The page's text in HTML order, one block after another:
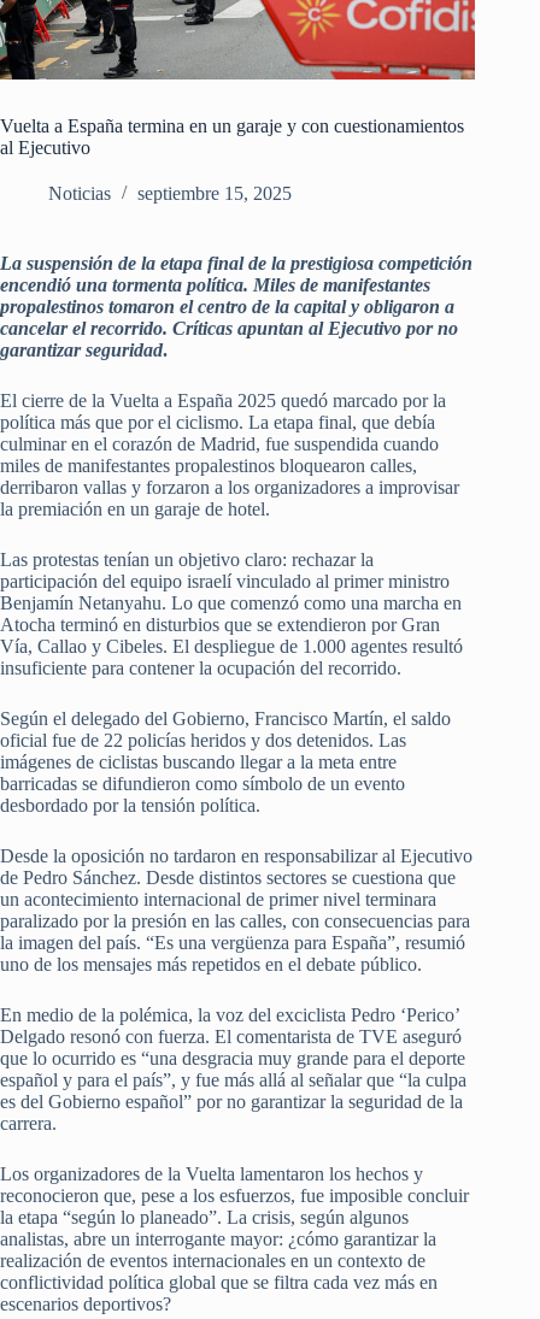
Vuelta a España termina en un garaje y con cuestionamientos
al Ejecutivo
Noticias septiembre 15, 2025
La suspensión de la etapa final de la prestigiosa competición
encendió una tormenta política. Miles de manifestantes
propalestinos tomaron el centro de la capital y obligaron a
cancelar el recorrido. Críticas apuntan al Ejecutivo por no
garantizar seguridad.
El cierre de la Vuelta a España 2025 quedó marcado por la
política más que por el ciclismo. La etapa final, que debía
culminar en el corazón de Madrid, fue suspendida cuando
miles de manifestantes propalestinos bloquearon calles,
derribaron vallas y forzaron a los organizadores a improvisar
la premiación en un garaje de hotel.
Las protestas tenían un objetivo claro: rechazar la
participación del equipo israelí vinculado al primer ministro
Benjamín Netanyahu. Lo que comenzó como una marcha en
Atocha terminó en disturbios que se extendieron por Gran
Vía, Callao y Cibeles. El despliegue de 1.000 agentes resultó
insuficiente para contener la ocupación del recorrido.
Según el delegado del Gobierno, Francisco Martín, el saldo
oficial fue de 22 policías heridos y dos detenidos. Las
imágenes de ciclistas buscando llegar a la meta entre
barricadas se difundieron como símbolo de un evento
desbordado por la tensión política.
Desde la oposición no tardaron en responsabilizar al Ejecutivo
de Pedro Sánchez. Desde distintos sectores se cuestiona que
un acontecimiento internacional de primer nivel terminara
paralizado por la presión en las calles, con consecuencias para
la imagen del país. “Es una vergüenza para España”, resumió
uno de los mensajes más repetidos en el debate público.
En medio de la polémica, la voz del exciclista Pedro ‘Perico’
Delgado resonó con fuerza. El comentarista de TVE aseguró
que lo ocurrido es “una desgracia muy grande para el deporte
español y para el país”, y fue más allá al señalar que “la culpa
es del Gobierno español” por no garantizar la seguridad de la
carrera.
Los organizadores de la Vuelta lamentaron los hechos y
reconocieron que, pese a los esfuerzos, fue imposible concluir
la etapa “según lo planeado”. La crisis, según algunos
analistas, abre un interrogante mayor: ¿cómo garantizar la
realización de eventos internacionales en un contexto de
conflictividad política global que se filtra cada vez más en
escenarios deportivos?